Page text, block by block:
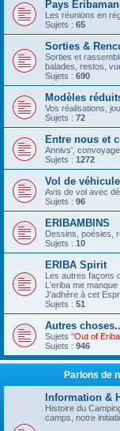
Pays
Les réunions en
Sujets : 65
Sorties &
Sorties et
balades, restos,
Sujets : 690
Modèles
Vos réalisations,
Sujets : 72
Entre nous et
Annivs',
Sujets : 1272
Vol de
Avis de vol avec
Sujets : 96
ERIBAMBINS
Dessins, poésies,
Sujets : 10
ERIBA Spirit
Les autres façons
L'eriba me manque
J'adhère à cet
Sujets : 51
Autres
Sujets "Out of Eriba
Sujets : 946
Parlons de
Information &
Histoire du
camps, notre